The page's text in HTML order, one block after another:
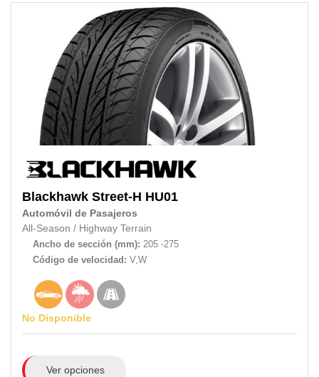
Blackhawk Street-H HU01
Automóvil de Pasajeros
All-Season / Highway Terrain
Ancho de sección (mm): 205 -275
Código de velocidad: V,W
No Disponible
Ver opciones